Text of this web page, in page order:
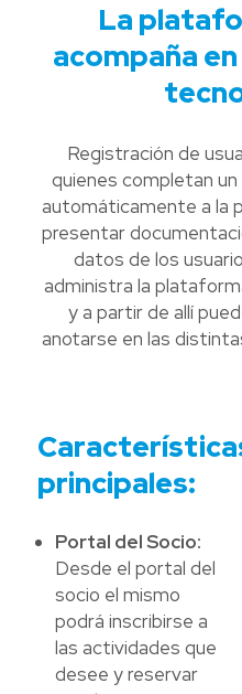
La
acompaña
Registración de
quienes completan
automáticamente a la
presentar
datos de los
administra la
y a partir de allí
anotarse en las
principales:
Portal del Socio:
Desde el portal del
socio el mismo
podrá inscribirse a
las actividades que
desee y reservar